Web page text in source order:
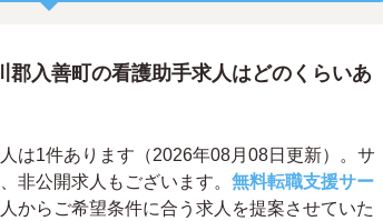
郡入善町の看護助手求人はどのくらいあ
は1件あります（2026年08月08日更新）。サ
非公開求人もございます。 無料転職支援サー
からご希望条件に合う求人を提案させていた